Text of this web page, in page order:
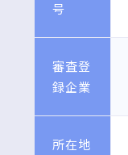
号
審査登
録企業
所在地